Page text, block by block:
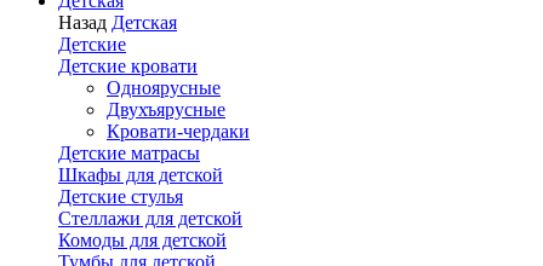
Назад Детская
Детские
Детские кровати
Одноярусные
Двухъярусные
Кровати-чердаки
Детские матрасы
Шкафы для детской
Детские стулья
Стеллажи для детской
Комоды для детской
Тумбы для детской